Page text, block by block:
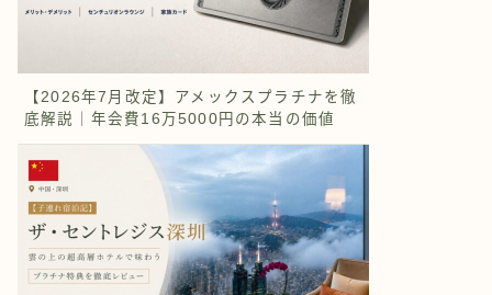
【2026年7月改定】アメックスプラチナを徹
底解説｜年会費16万5000円の本当の価値